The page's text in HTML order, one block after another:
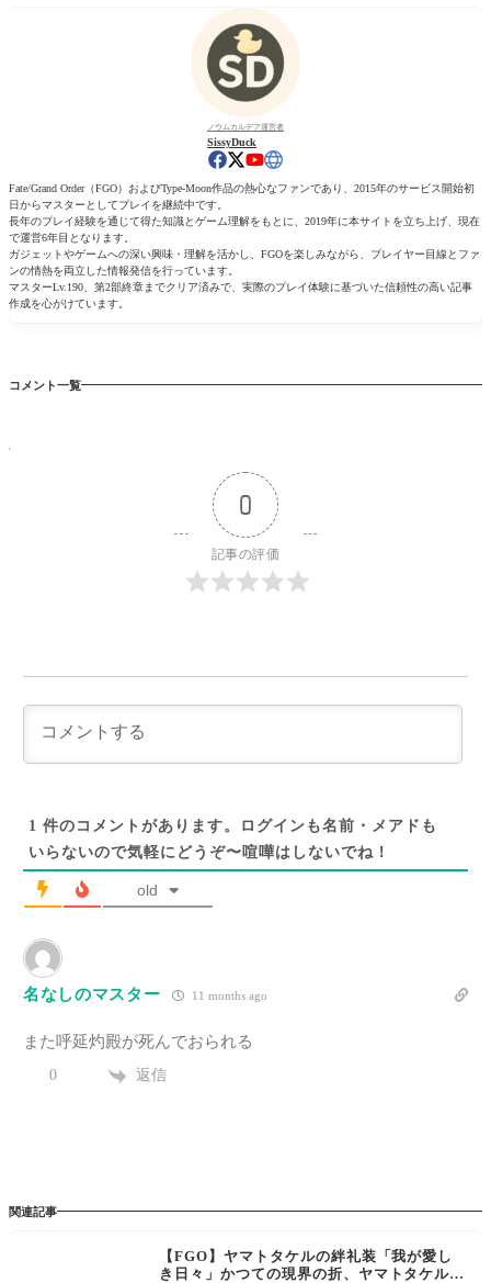
ノウムカルデア運営者
SissyDuck
Fate/Grand Order（FGO）およびType-Moon作品の熱心なファンであり、2015年のサービス開始初
日からマスターとしてプレイを継続中です。
長年のプレイ経験を通じて得た知識とゲーム理解をもとに、2019年に本サイトを立ち上げ、現在
で運営6年目となります。
ガジェットやゲームへの深い興味・理解を活かし、FGOを楽しみながら、プレイヤー目線とファ
ンの情熱を両立した情報発信を行っています。
マスターLv.190、第2部終章までクリア済みで、実際のプレイ体験に基づいた信頼性の高い記事
作成を心がけています。
コメント一覧
0
記事の評価
1 件のコメントがあります。ログインも名前・メアドも
いらないので気軽にどうぞ〜喧嘩はしないでね！
old
名なしのマスター 11 months ago
また呼延灼殿が死んでおられる
0 返信
関連記事
【FGO】ヤマトタケルの絆礼装「我が愛し
き日々」かつての現界の折、ヤマトタケルが